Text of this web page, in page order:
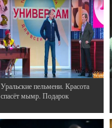
Уральские пельмени. Красота
спасёт мымр. Подарок